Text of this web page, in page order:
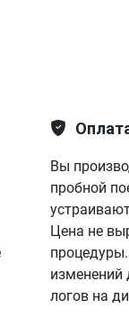
Вы
пробной
Цена не
изменений
логов на